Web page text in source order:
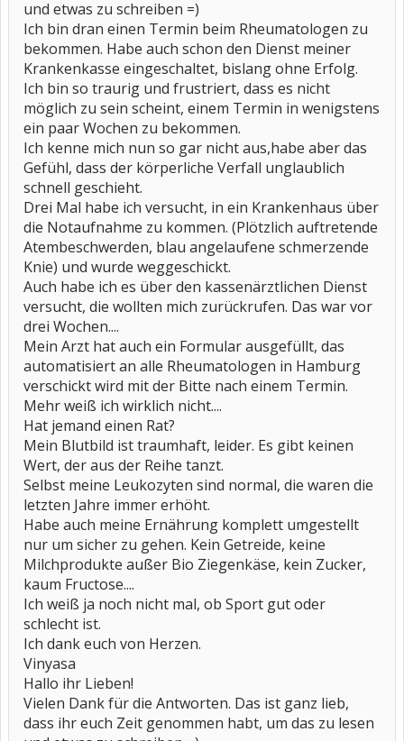
und etwas zu schreiben =)
Ich bin dran einen Termin beim Rheumatologen zu
bekommen. Habe auch schon den Dienst meiner
Krankenkasse eingeschaltet, bislang ohne Erfolg.
Ich bin so traurig und frustriert, dass es nicht
möglich zu sein scheint, einem Termin in wenigstens
ein paar Wochen zu bekommen.
Ich kenne mich nun so gar nicht aus,habe aber das
Gefühl, dass der körperliche Verfall unglaublich
schnell geschieht.
Drei Mal habe ich versucht, in ein Krankenhaus über
die Notaufnahme zu kommen. (Plötzlich auftretende
Atembeschwerden, blau angelaufene schmerzende
Knie) und wurde weggeschickt.
Auch habe ich es über den kassenärztlichen Dienst
versucht, die wollten mich zurückrufen. Das war vor
drei Wochen....
Mein Arzt hat auch ein Formular ausgefüllt, das
automatisiert an alle Rheumatologen in Hamburg
verschickt wird mit der Bitte nach einem Termin.
Mehr weiß ich wirklich nicht....
Hat jemand einen Rat?
Mein Blutbild ist traumhaft, leider. Es gibt keinen
Wert, der aus der Reihe tanzt.
Selbst meine Leukozyten sind normal, die waren die
letzten Jahre immer erhöht.
Habe auch meine Ernährung komplett umgestellt
nur um sicher zu gehen. Kein Getreide, keine
Milchprodukte außer Bio Ziegenkäse, kein Zucker,
kaum Fructose....
Ich weiß ja noch nicht mal, ob Sport gut oder
schlecht ist.
Ich dank euch von Herzen.
Vinyasa
Hallo ihr Lieben!
Vielen Dank für die Antworten. Das ist ganz lieb,
dass ihr euch Zeit genommen habt, um das zu lesen